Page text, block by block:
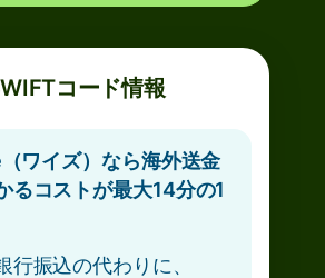
コード情報
ワイズ）なら海外送金
るコストが最大14分の1
行振込の代わりに、